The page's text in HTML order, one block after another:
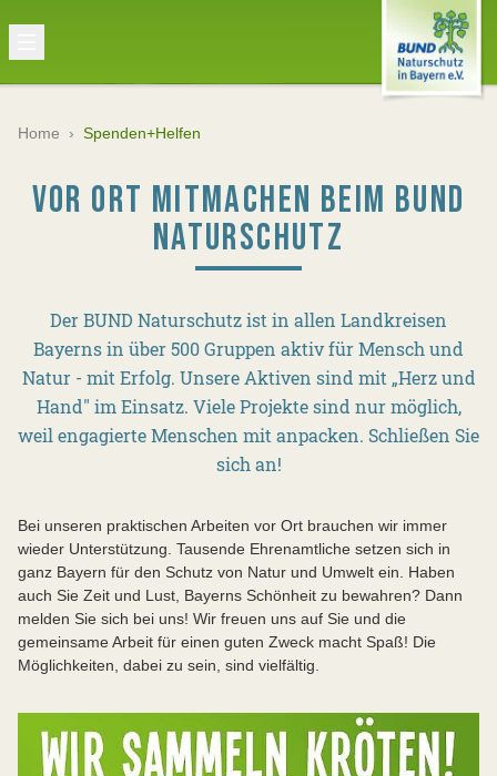
Home › Spenden+Helfen
VOR ORT MITMACHEN BEIM BUND
NATURSCHUTZ
Der BUND Naturschutz ist in allen Landkreisen
Bayerns in über 500 Gruppen aktiv für Mensch und
Natur - mit Erfolg. Unsere Aktiven sind mit „Herz und
Hand" im Einsatz. Viele Projekte sind nur möglich,
weil engagierte Menschen mit anpacken. Schließen Sie
sich an!
Bei unseren praktischen Arbeiten vor Ort brauchen wir immer
wieder Unterstützung. Tausende Ehrenamtliche setzen sich in
ganz Bayern für den Schutz von Natur und Umwelt ein. Haben
auch Sie Zeit und Lust, Bayerns Schönheit zu bewahren? Dann
melden Sie sich bei uns! Wir freuen uns auf Sie und die
gemeinsame Arbeit für einen guten Zweck macht Spaß! Die
Möglichkeiten, dabei zu sein, sind vielfältig.